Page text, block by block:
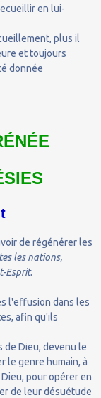
en lui-
plus il
et toujours
donnée
de régénérer les
les nations,
Esprit.
l'effusion dans les
afin qu'ils
de Dieu, devenu le
le genre humain, à
pour opérer en
de leur désuétude